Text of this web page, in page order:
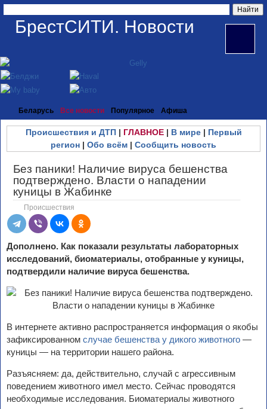
БрестСИТИ. Новости
Беларусь Все новости Популярное Афиша
Происшествия и ДТП| ГЛАВНОЕ| В мире| Первый
регион | Обо всём | Сообщить новость
Без паники! Наличие вируса бешенства
подтверждено. Власти о нападении
куницы в Жабинке
Происшествия
Дополнено. Как показали результаты лабораторных
исследований, биоматериалы, отобранные у куницы,
подтвердили наличие вируса бешенства.
В интернете активно распространяется информация о якобы
зафиксированном случае бешенства у дикого животного —
куницы — на территории нашего района.
Разъясняем: да, действительно, случай с агрессивным
поведением животного имел место. Сейчас проводятся
необходимые исследования. Биоматериалы животного